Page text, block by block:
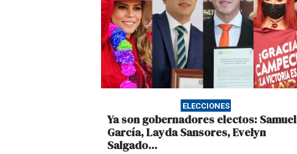
ELECCIONES
Ya son gobernadores electos: Samuel
García, Layda Sansores, Evelyn
Salgado...